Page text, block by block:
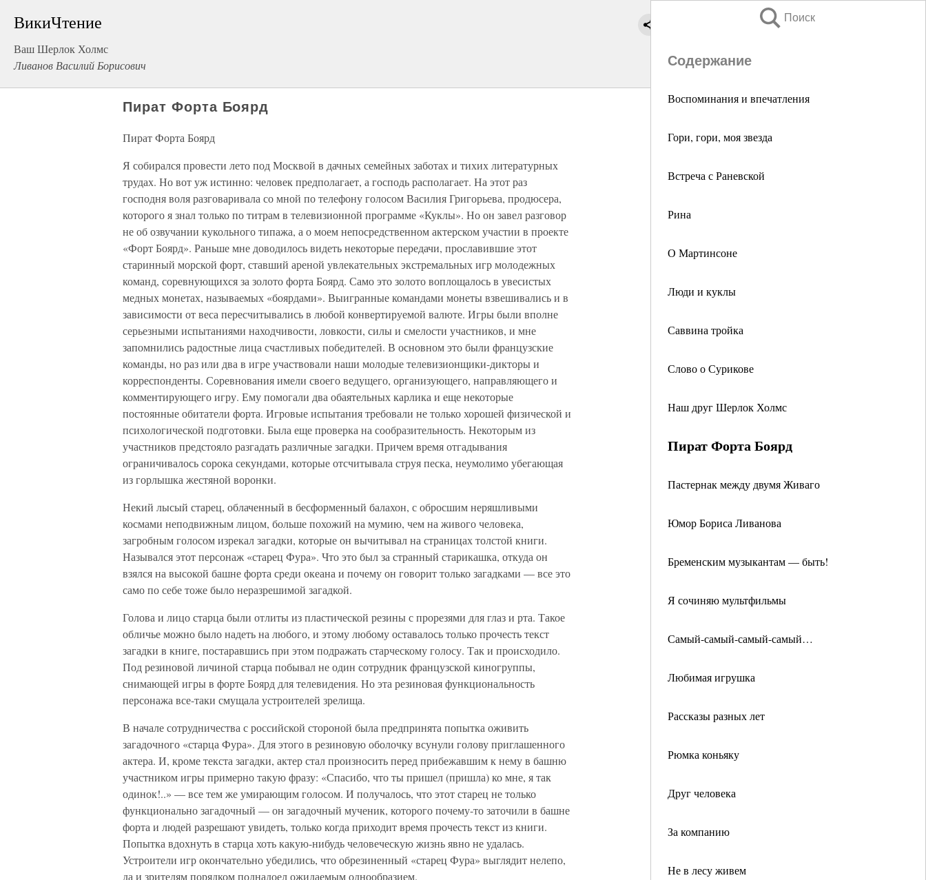
ВикиЧтение
Ваш Шерлок Холмс
Ливанов Василий Борисович
Поиск
Содержание
Воспоминания и впечатления
Гори, гори, моя звезда
Встреча с Раневской
Рина
О Мартинсоне
Люди и куклы
Саввина тройка
Слово о Сурикове
Наш друг Шерлок Холмс
Пират Форта Боярд
Пастернак между двумя Живаго
Юмор Бориса Ливанова
Бременским музыкантам — быть!
Я сочиняю мультфильмы
Самый-самый-самый-самый…
Любимая игрушка
Рассказы разных лет
Рюмка коньяку
Друг человека
За компанию
Не в лесу живем
Пират Форта Боярд
Пират Форта Боярд
Я собирался провести лето под Москвой в дачных семейных заботах и тихих литературных
трудах. Но вот уж истинно: человек предполагает, а господь располагает. На этот раз
господня воля разговаривала со мной по телефону голосом Василия Григорьева, продюсера,
которого я знал только по титрам в телевизионной программе «Куклы». Но он завел разговор
не об озвучании кукольного типажа, а о моем непосредственном актерском участии в проекте
«Форт Боярд». Раньше мне доводилось видеть некоторые передачи, прославившие этот
старинный морской форт, ставший ареной увлекательных экстремальных игр молодежных
команд, соревнующихся за золото форта Боярд. Само это золото воплощалось в увесистых
медных монетах, называемых «боярдами». Выигранные командами монеты взвешивались и в
зависимости от веса пересчитывались в любой конвертируемой валюте. Игры были вполне
серьезными испытаниями находчивости, ловкости, силы и смелости участников, и мне
запомнились радостные лица счастливых победителей. В основном это были французские
команды, но раз или два в игре участвовали наши молодые телевизионщики-дикторы и
корреспонденты. Соревнования имели своего ведущего, организующего, направляющего и
комментирующего игру. Ему помогали два обаятельных карлика и еще некоторые
постоянные обитатели форта. Игровые испытания требовали не только хорошей физической и
психологической подготовки. Была еще проверка на сообразительность. Некоторым из
участников предстояло разгадать различные загадки. Причем время отгадывания
ограничивалось сорока секундами, которые отсчитывала струя песка, неумолимо убегающая
из горлышка жестяной воронки.
Некий лысый старец, облаченный в бесформенный балахон, с обросшим неряшливыми
космами неподвижным лицом, больше похожий на мумию, чем на живого человека,
загробным голосом изрекал загадки, которые он вычитывал на страницах толстой книги.
Назывался этот персонаж «старец Фура». Что это был за странный старикашка, откуда он
взялся на высокой башне форта среди океана и почему он говорит только загадками — все это
само по себе тоже было неразрешимой загадкой.
Голова и лицо старца были отлиты из пластической резины с прорезями для глаз и рта. Такое
обличье можно было надеть на любого, и этому любому оставалось только прочесть текст
загадки в книге, постаравшись при этом подражать старческому голосу. Так и происходило.
Под резиновой личиной старца побывал не один сотрудник французской киногруппы,
снимающей игры в форте Боярд для телевидения. Но эта резиновая функциональность
персонажа все-таки смущала устроителей зрелища.
В начале сотрудничества с российской стороной была предпринята попытка оживить
загадочного «старца Фура». Для этого в резиновую оболочку всунули голову приглашенного
актера. И, кроме текста загадки, актер стал произносить перед прибежавшим к нему в башню
участником игры примерно такую фразу: «Спасибо, что ты пришел (пришла) ко мне, я так
одинок!..» — все тем же умирающим голосом. И получалось, что этот старец не только
функционально загадочный — он загадочный мученик, которого почему-то заточили в башне
форта и людей разрешают увидеть, только когда приходит время прочесть текст из книги.
Попытка вдохнуть в старца хоть какую-нибудь человеческую жизнь явно не удалась.
Устроители игр окончательно убедились, что обрезиненный «старец Фура» выглядит нелепо,
да и зрителям порядком поднадоел ожидаемым однообразием.